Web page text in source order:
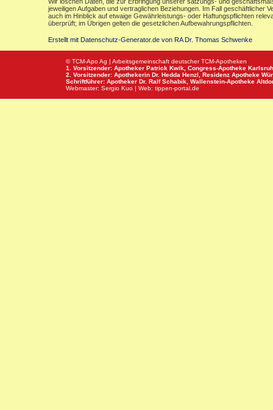
jeweiligen Aufgaben und vertraglichen Beziehungen. Im Fall geschäftlicher
auch im Hinblick auf etwaige Gewährleistungs- oder Haftungspflichten
überprüft; im Übrigen gelten die gesetzlichen Aufbewahrungspflichten.
Erstellt mit Datenschutz-Generator.de von RA Dr. Thomas Schwenke
© TCM-Apo Ag | Arbeitsgemeinschaft deutscher TCM-Apotheken
1. Vorsitzender: Apotheker Patrick Kwik, Congress-Apotheke
2. Vorsitzender: Apothekerin Dr. Hedda Henzl, Residenz Apotheke
Schriftführer: Apotheker Dr. Ralf Schabik, Wallenstein-Apotheke
Webmaster: Sergio Kuo | Web: tippen-portal.de